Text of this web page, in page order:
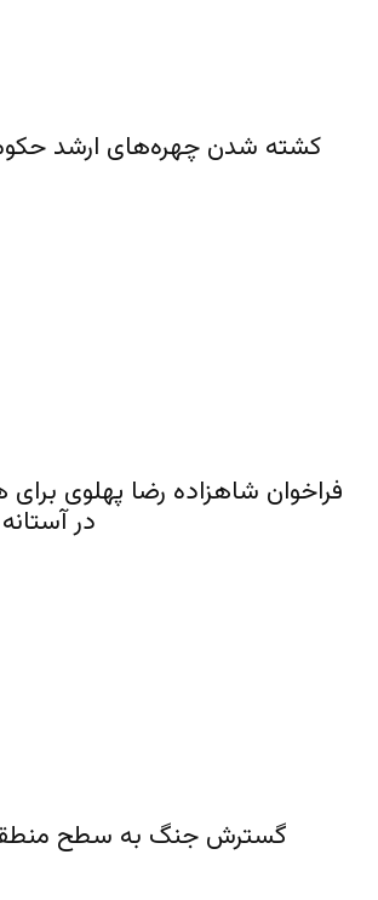
کشته شدن چهره‌های ارشد
فراخوان شاهزاده رضا پهلوی
در
گسترش جنگ به سطح